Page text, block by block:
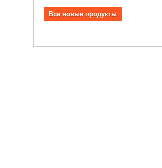
Все новые продукты